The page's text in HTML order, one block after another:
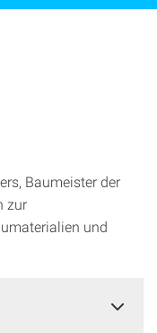
Baumeister der
zur
und